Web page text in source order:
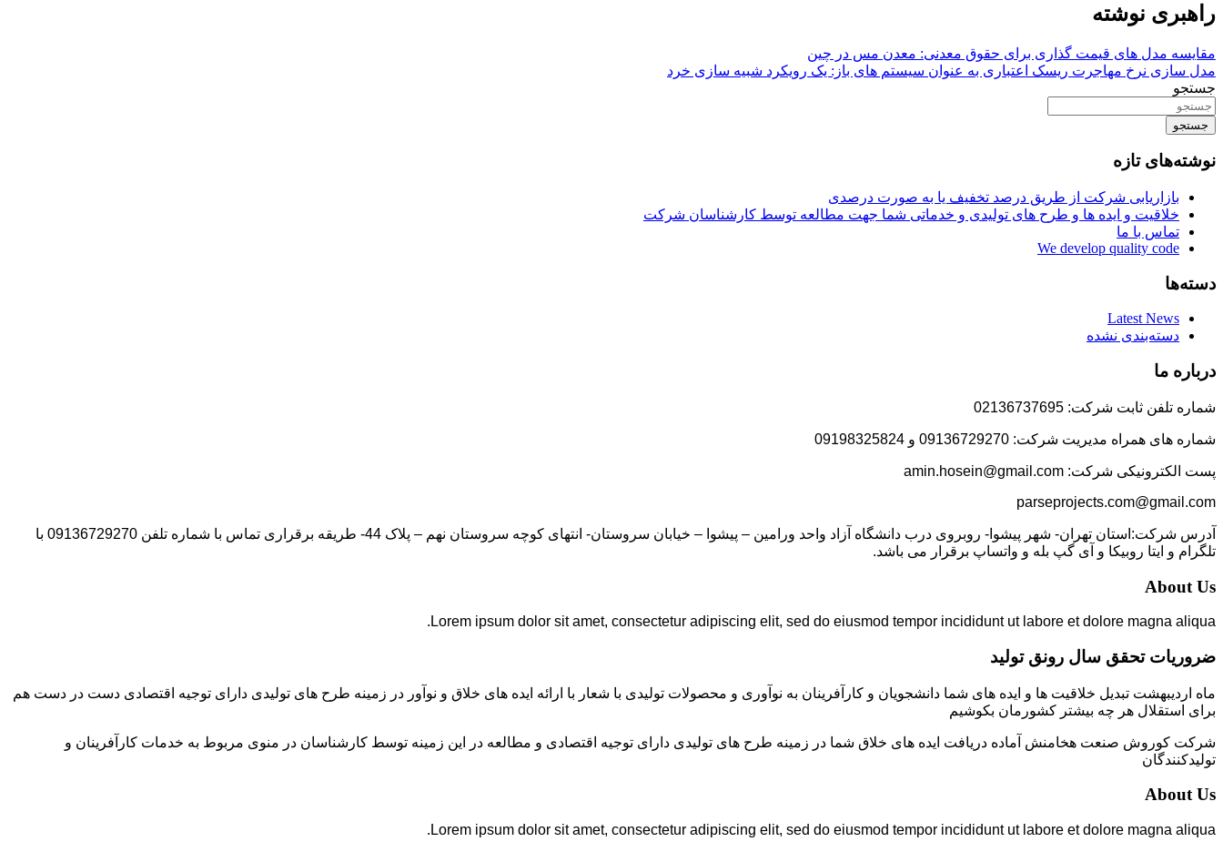
راهبری نوشته
مقایسه مدل های قیمت گذاری برای حقوق معدنی: معدن مس در چین
مدل سازی نرخ مهاجرت ریسک اعتباری به عنوان سیستم های باز: یک رویکرد شبیه سازی خرد
جستجو
جستجو
نوشته‌های تازه
بازاریابی شرکت از طریق درصد تخفیف یا به صورت درصدی
خلاقیت و ایده ها و طرح های تولیدی و خدماتی شما جهت مطالعه توسط کارشناسان شرکت
تماس با ما
We develop quality code
دسته‌ها
Latest News
دسته‌بندی نشده
درباره ما
شماره تلفن ثابت شرکت: 02136737695
شماره های همراه مدیریت شرکت: 09136729270 و 09198325824
پست الکترونیکی شرکت: amin.hosein@gmail.com
parseprojects.com@gmail.com
آدرس شرکت:استان تهران- شهر پیشوا- روبروی درب دانشگاه آزاد واحد ورامین – پیشوا – خیابان سروستان- انتهای کوچه سروستان نهم – پلاک 44- طریقه برقراری تماس با شماره تلفن 09136729270 با
تلگرام و ایتا روبیکا و آی گپ بله و واتساپ برقرار می باشد.
About Us
Lorem ipsum dolor sit amet, consectetur adipiscing elit, sed do eiusmod tempor incididunt ut labore et dolore magna aliqua.
ضروریات تحقق سال رونق تولید
ماه اردیبهشت تبدیل خلاقیت ها و ایده های شما دانشجویان و کارآفرینان به نوآوری و محصولات تولیدی با شعار با ارائه ایده های خلاق و نوآور در زمینه طرح های تولیدی دارای توجیه اقتصادی دست در دست هم
برای استقلال هر چه بیشتر کشورمان بکوشیم
شرکت کوروش صنعت هخامنش آماده دریافت ایده های خلاق شما در زمینه طرح های تولیدی دارای توجیه اقتصادی و مطالعه در این زمینه توسط کارشناسان در منوی مربوط به خدمات کارآفرینان و
تولیدکنندگان
About Us
Lorem ipsum dolor sit amet, consectetur adipiscing elit, sed do eiusmod tempor incididunt ut labore et dolore magna aliqua.